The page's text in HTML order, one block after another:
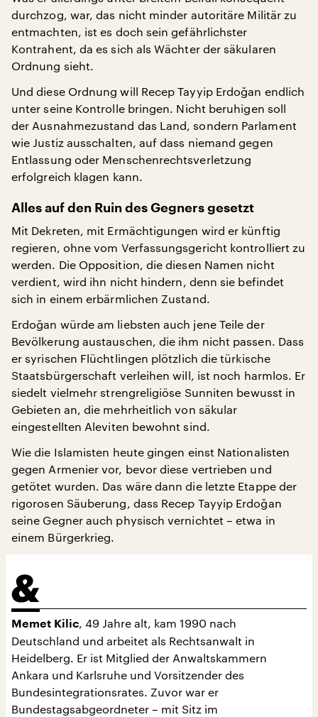
durchzog, war, das nicht minder autoritäre Militär zu
entmachten, ist es doch sein gefährlichster
Kontrahent, da es sich als Wächter der säkularen
Ordnung sieht.
Und diese Ordnung will Recep Tayyip Erdoğan endlich
unter seine Kontrolle bringen. Nicht beruhigen soll
der Ausnahmezustand das Land, sondern Parlament
wie Justiz ausschalten, auf dass niemand gegen
Entlassung oder Menschenrechtsverletzung
erfolgreich klagen kann.
Alles auf den Ruin des Gegners gesetzt
Mit Dekreten, mit Ermächtigungen wird er künftig
regieren, ohne vom Verfassungsgericht kontrolliert zu
werden. Die Opposition, die diesen Namen nicht
verdient, wird ihn nicht hindern, denn sie befindet
sich in einem erbärmlichen Zustand.
Erdoğan würde am liebsten auch jene Teile der
Bevölkerung austauschen, die ihm nicht passen. Dass
er syrischen Flüchtlingen plötzlich die türkische
Staatsbürgerschaft verleihen will, ist noch harmlos. Er
siedelt vielmehr strengreligiöse Sunniten bewusst in
Gebieten an, die mehrheitlich von säkular
eingestellten Aleviten bewohnt sind.
Wie die Islamisten heute gingen einst Nationalisten
gegen Armenier vor, bevor diese vertrieben und
getötet wurden. Das wäre dann die letzte Etappe der
rigorosen Säuberung, dass Recep Tayyip Erdoğan
seine Gegner auch physisch vernichtet – etwa in
einem Bürgerkrieg.
Memet Kilic, 49 Jahre alt, kam 1990 nach
Deutschland und arbeitet als Rechtsanwalt in
Heidelberg. Er ist Mitglied der Anwaltskammern
Ankara und Karlsruhe und Vorsitzender des
Bundesintegrationsrates. Zuvor war er
Bundestagsabgeordneter – mit Sitz im